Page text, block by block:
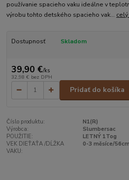
používanie spacieho vaku ideálne v
výrobu tohto detského spacieho vak...
Dostupnosť Skladom
39,90 €/ks
32,98 € bez DPH
Pridať do košíka
Číslo produktu:
N1(R)
Výrobca:
Slumbersac
POUŽITIE:
LETNÝ 1Tog
VEK DIEŤAŤA /DĹŽKA
VAKU:
0-3 měsíce/56cm